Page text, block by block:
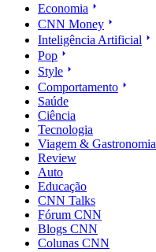
Economia
CNN Money
Inteligência Artificial
Pop
Style
Comportamento
Saúde
Ciência
Tecnologia
Viagem & Gastronomia
Review
Auto
Educação
CNN Talks
Fórum CNN
Blogs CNN
Colunas CNN